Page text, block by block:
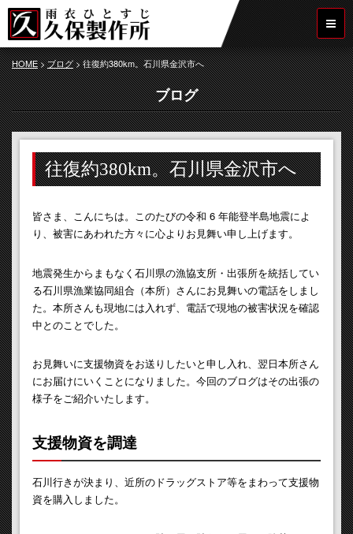
HOME>ブログ>往復約380km。石川県金沢市へ
ブログ
往復約380km。石川県金沢市へ
皆さま、こんにちは。このたびの令和 6 年能登半島地震によ
り、被害にあわれた方々に心よりお見舞い申し上げます。
地震発生からまもなく石川県の漁協支所・出張所を統括してい
る石川県漁業協同組合（本所）さんにお見舞いの電話をしまし
た。本所さんも現地には入れず、電話で現地の被害状況を確認
中とのことでした。
お見舞いに支援物資をお送りしたいと申し入れ、翌日本所さん
にお届けにいくことになりました。今回のブログはその出張の
様子をご紹介いたします。
支援物資を調達
石川行きが決まり、近所のドラッグストア等をまわって支援物
資を購入しました。